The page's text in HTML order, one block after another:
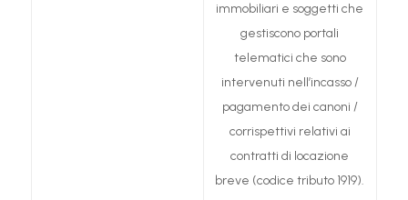
immobiliari e soggetti che
gestiscono portali
telematici che sono
intervenuti nell’incasso /
pagamento dei canoni /
corrispettivi relativi ai
contratti di locazione
breve (codice tributo 1919).